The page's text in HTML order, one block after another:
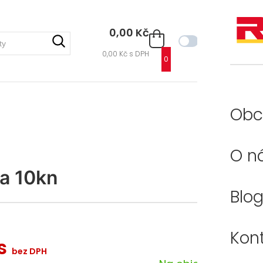
0,00 Kč
0,00 Kč s DPH
0
10kn
bez DPH
O
Blog